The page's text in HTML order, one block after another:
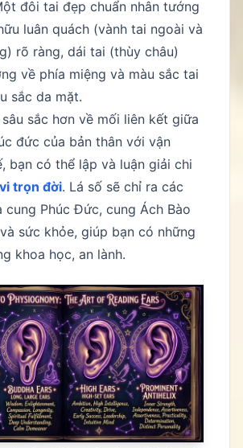
đôi tai đẹp chuẩn nhân tướng
luân quách (vành tai ngoài và
rõ ràng, dái tai (thùy châu)
về phía miệng và màu sắc tai
sắc da mặt.
sắc hơn về mối liên kết giữa
đức của bản thân với vận
bạn có thể lập và luận giải chi
trọn đời. Lá số sẽ chỉ ra các
cung Phúc Đức, cung Ách Bào
sức khỏe, giúp bạn có những
khoa học, an lành.